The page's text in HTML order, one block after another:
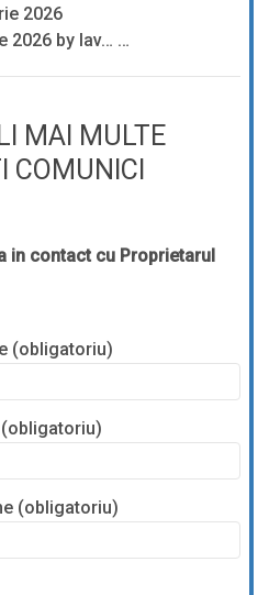
2026
2026 by lav… …
MAI MULTE
COMUNICI
in contact cu Proprietarul
(obligatoriu)
(obligatoriu)
(obligatoriu)